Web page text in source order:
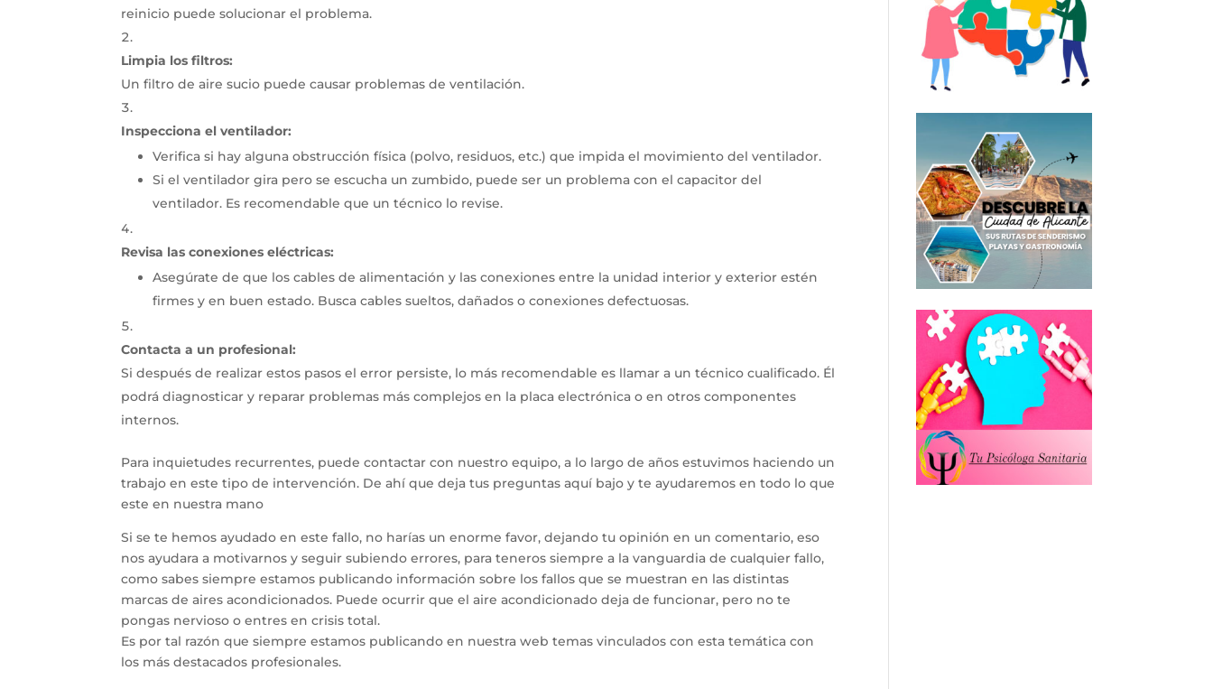
reinicio puede solucionar el problema.
Limpia los filtros:
Un filtro de aire sucio puede causar problemas de ventilación.
Inspecciona el ventilador:
Verifica si hay alguna obstrucción física (polvo, residuos, etc.) que impida el movimiento del ventilador.
Si el ventilador gira pero se escucha un zumbido, puede ser un problema con el capacitor del
ventilador. Es recomendable que un técnico lo revise.
Revisa las conexiones eléctricas:
Asegúrate de que los cables de alimentación y las conexiones entre la unidad interior y exterior estén
firmes y en buen estado. Busca cables sueltos, dañados o conexiones defectuosas.
Contacta a un profesional:
Si después de realizar estos pasos el error persiste, lo más recomendable es llamar a un técnico cualificado. Él
podrá diagnosticar y reparar problemas más complejos en la placa electrónica o en otros componentes
internos.
Para inquietudes recurrentes, puede contactar con nuestro equipo, a lo largo de años estuvimos haciendo un
trabajo en este tipo de intervención. De ahí que deja tus preguntas aquí bajo y te ayudaremos en todo lo que
este en nuestra mano
Si se te hemos ayudado en este fallo, no harías un enorme favor, dejando tu opinión en un comentario, eso
nos ayudara a motivarnos y seguir subiendo errores, para teneros siempre a la vanguardia de cualquier fallo,
como sabes siempre estamos publicando información sobre los fallos que se muestran en las distintas
marcas de aires acondicionados. Puede ocurrir que el aire acondicionado deja de funcionar, pero no te
pongas nervioso o entres en crisis total.
Es por tal razón que siempre estamos publicando en nuestra web temas vinculados con esta temática con
los más destacados profesionales.